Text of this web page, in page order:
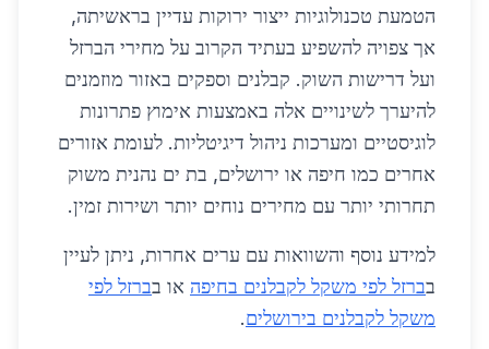
הטמעת טכנולוגיות ייצור ירוקות עדיין בראשיתה,
אך צפויה להשפיע בעתיד הקרוב על מחירי הברזל
ועל דרישות השוק. קבלנים וספקים באזור מוזמנים
להיערך לשינויים אלה באמצעות אימוץ פתרונות
לוגיסטיים ומערכות ניהול דיגיטליות. לעומת אזורים
אחרים כמו חיפה או ירושלים, בת ים נהנית משוק
תחרותי יותר עם מחירים נוחים יותר ושירות זמין.
למידע נוסף והשוואות עם ערים אחרות, ניתן לעיין
בברזל לפי משקל לקבלנים בחיפה או בברזל לפי
משקל לקבלנים בירושלים.